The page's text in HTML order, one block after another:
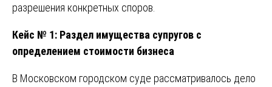
разрешения конкретных споров.
Кейс № 1: Раздел имущества супругов с
определением стоимости бизнеса
В Московском городском суде рассматривалось дело